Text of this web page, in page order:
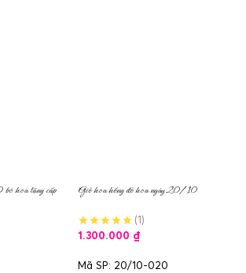
hoa tặng cấp
Giỏ hoa hồng đỏ hoa ngày 20/10
(1)
1.300.000 ₫
Mã SP: 20/10-020